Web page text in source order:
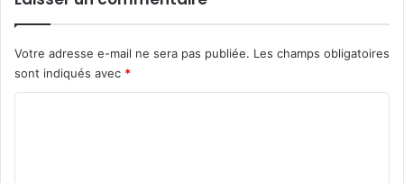
Votre adresse e-mail ne sera pas publiée. Les champs obligatoires
sont indiqués avec *